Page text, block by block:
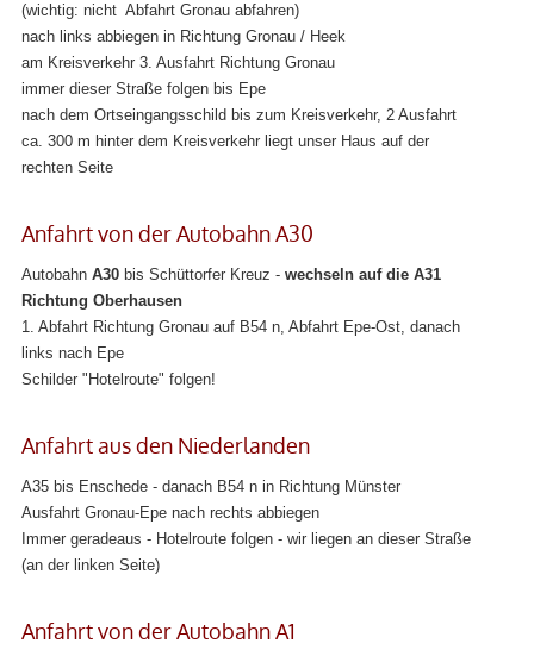
(wichtig: nicht Abfahrt Gronau abfahren)
nach links abbiegen in Richtung Gronau / Heek
am Kreisverkehr 3. Ausfahrt Richtung Gronau
immer dieser Straße folgen bis Epe
nach dem Ortseingangsschild bis zum Kreisverkehr, 2 Ausfahrt
ca. 300 m hinter dem Kreisverkehr liegt unser Haus auf der
rechten Seite
Anfahrt von der Autobahn A30
Autobahn A30bis Schüttorfer Kreuz - wechseln auf die A31
Richtung Oberhausen
1. Abfahrt Richtung Gronau auf B54 n, Abfahrt Epe-Ost, danach
links nach Epe
Schilder "Hotelroute" folgen!
Anfahrt aus den Niederlanden
A35 bis Enschede - danach B54 n in Richtung Münster
Ausfahrt Gronau-Epe nach rechts abbiegen
Immer geradeaus - Hotelroute folgen - wir liegen an dieser Straße
(an der linken Seite)
Anfahrt von der Autobahn A1